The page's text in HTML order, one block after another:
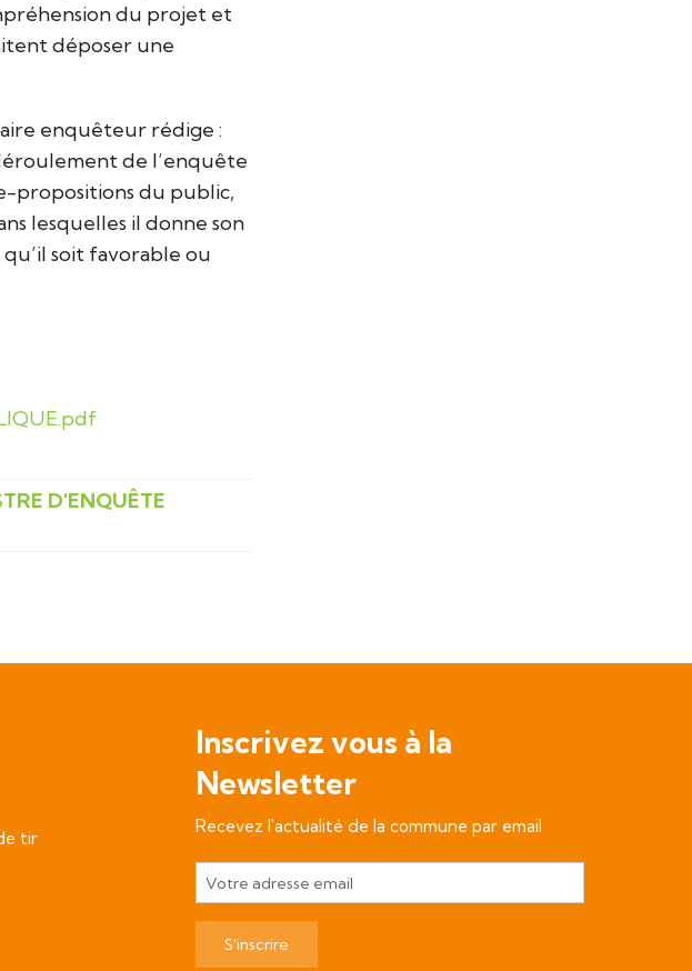
du projet et
déposer une
enquêteur rédige :
de l’enquête
propositions du public,
lesquelles il donne son
soit favorable ou
D'ENQUÊTE
tir
Inscrivez vous à la
Newsletter
Recevez l'actualité de la commune par email
S'inscrire